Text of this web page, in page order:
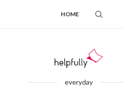
HOME
everyday